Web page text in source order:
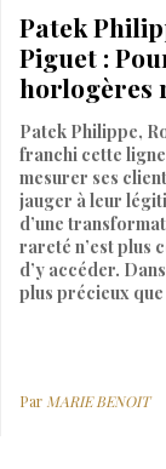
Patek
Piguet :
horlogères
Patek Philippe,
franchi cette
mesurer ses
jauger à leur
d’une
rareté n’est plus
d’y accéder.
plus précieux
Par MARIE BENOIT